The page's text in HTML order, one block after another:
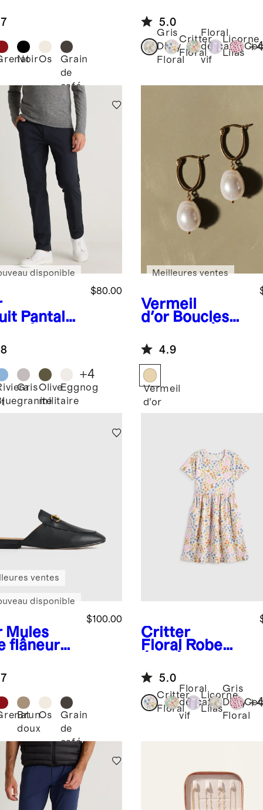
italien
NoirOs
Grain
de
café
coton
biologique à
poches
5.0
Gris
Ditsy
Floral
Critter
Floral
Floral
délicat
vif
Licorne
Lilas
+
Pantalo
$80.00
disponible
Gris
granite
Olive
militaire
Eggnog
+4
Vermeil
d'or Boucles
anneau à perle
de culture
d'eau douce
biologique
Meilleures ventes
4.9
Vermeil
d'or
Mules
flâneur
$100.00
ventes
disponible
Brun
doux
Os
Grain
de
café
Critter
Floral
Robe
coton
biologique à
poches
5.0
Critter
Floral
Floral
délicat
vif
Licorne
Lilas
Gris
Ditsy
Floral
+